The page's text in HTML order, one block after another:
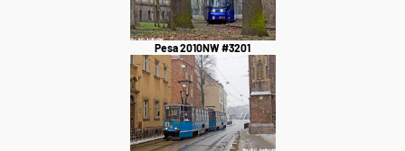
Pesa 2010NW #3201